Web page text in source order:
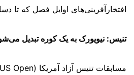
افتخارآفرینی‌های اوایل فصل که تا
تنیس: نیویورک به یک کوره تبدیل